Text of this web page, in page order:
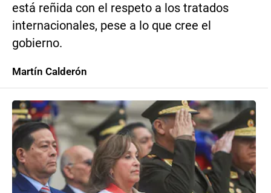
está reñida con el respeto a los tratados
internacionales, pese a lo que cree el
gobierno.
Martín Calderón